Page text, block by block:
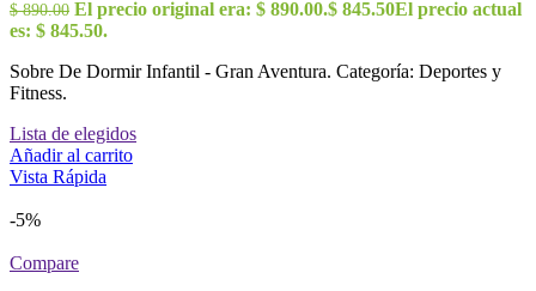
$890.00 El precio original era: $ 890.00.$ 845.50El precio actual
es: $ 845.50.
Sobre De Dormir Infantil - Gran Aventura. Categoría: Deportes y
Fitness.
Lista de elegidos
Añadir al carrito
Vista Rápida
-5%
Compare